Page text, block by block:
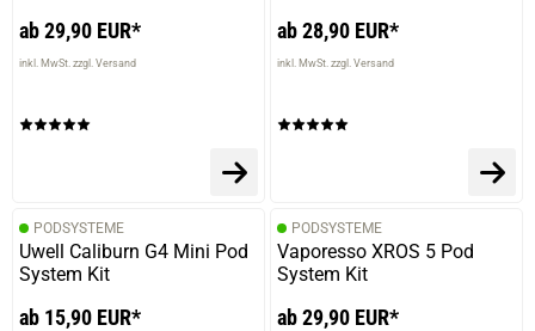
ab 29,90 EUR*
inkl. MwSt. zzgl. Versand
ab 28,90 EUR*
inkl. MwSt. zzgl. Versand
PODSYSTEME
Uwell Caliburn G4 Mini Pod
System Kit
ab 15,90 EUR*
PODSYSTEME
Vaporesso XROS 5 Pod
System Kit
ab 29,90 EUR*